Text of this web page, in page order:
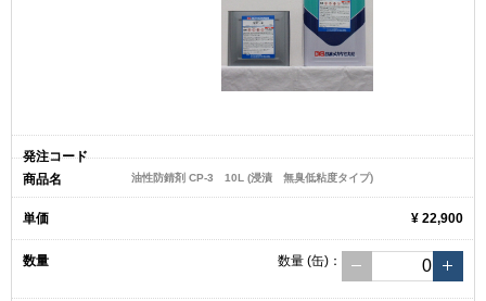
油性防錆剤 CP-3 10L (浸漬 無臭低粘度タイプ)
¥ 22,900
数量 (缶) ：